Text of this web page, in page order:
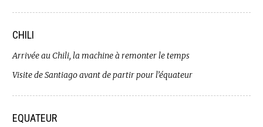
CHILI
Arrivée au Chili, la machine à remonter le temps
Visite de Santiago avant de partir pour l’équateur
EQUATEUR